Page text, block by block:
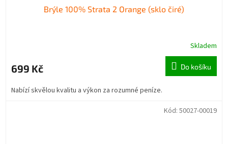
Brýle 100% Strata 2 Orange (sklo čiré)
Skladem
699 Kč Do košíku
Nabízí skvělou kvalitu a výkon za rozumné peníze.
Kód: 50027-00019